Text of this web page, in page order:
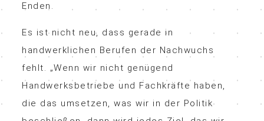
Enden.
Es ist nicht neu, dass gerade in
handwerklichen Berufen der Nachwuchs
fehlt. „Wenn wir nicht genügend
Handwerksbetriebe und Fachkräfte haben,
die das umsetzen, was wir in der Politik